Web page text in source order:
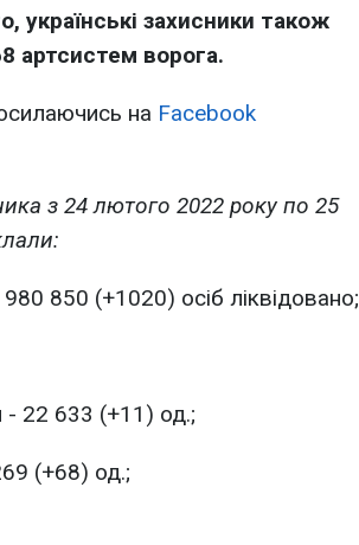
українські захисники також
артсистем ворога.
на Facebook
з 24 лютого 2022 року по 25
850 (+1020) осіб ліквідовано;
22 633 (+11) од.;
(+68) од.;